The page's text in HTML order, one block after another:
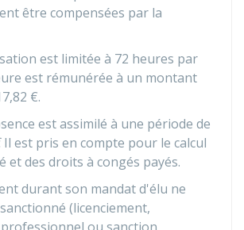
être compensées par la
est limitée à 72 heures par
est rémunérée à un montant
€.
est assimilé à une période de
Il est pris en compte pour le calcul
et des droits à congés payés.
durant son mandat d'élu ne
(licenciement,